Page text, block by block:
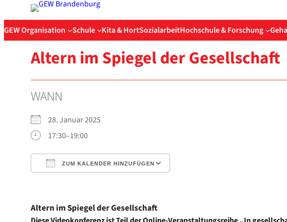
Inhalt
springen
GEW Organisation Schule Kita & HortSozialarbeitHochschule & Forschung
Altern im Spie­gel der Gesell­schaft
WANN
28. Janu­ar 2025
17:30–19:00
ZUM KALENDER HINZUFÜGEN
Altern im Spie­gel der Gesell­schaft